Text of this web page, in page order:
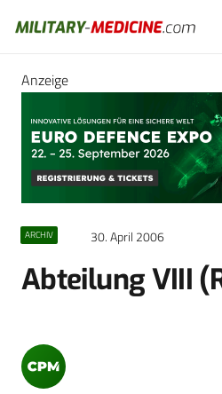
Anzeige
ARCHIV 30. April 2006
Abteilung VIII